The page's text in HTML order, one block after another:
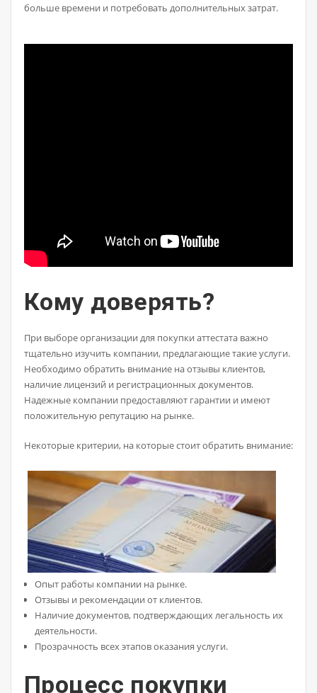
больше времени и потребовать дополнительных затрат.
Кому доверять?
При выборе организации для покупки аттестата важно
тщательно изучить компании, предлагающие такие услуги.
Необходимо обратить внимание на отзывы клиентов,
наличие лицензий и регистрационных документов.
Надежные компании предоставляют гарантии и имеют
положительную репутацию на рынке.
Некоторые критерии, на которые стоит обратить внимание:
Опыт работы компании на рынке.
Отзывы и рекомендации от клиентов.
Наличие документов, подтверждающих легальность их
деятельности.
Прозрачность всех этапов оказания услуги.
Процесс покупки